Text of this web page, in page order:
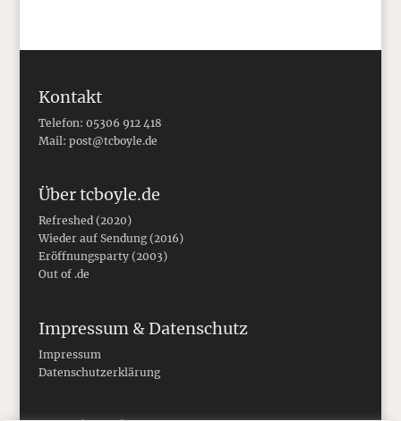
Kontakt
Telefon: 05306 912 418
Mail: post@tcboyle.de
Über tcboyle.de
Refreshed (2020)
Wieder auf Sendung (2016)
Eröffnungsparty (2003)
Out of .de
Impressum & Datenschutz
Impressum
Datenschutzerklärung